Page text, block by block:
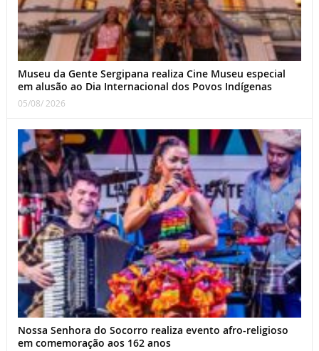
Museu da Gente Sergipana realiza Cine Museu especial
em alusão ao Dia Internacional dos Povos Indígenas
05/08/ 2026
Nossa Senhora do Socorro realiza evento afro-religioso
em comemoração aos 162 anos